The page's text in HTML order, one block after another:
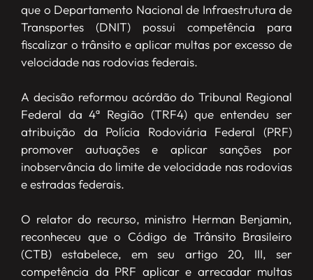
que o Departamento Nacional de Infraestrutura de
Transportes (DNIT) possui competência para
fiscalizar o trânsito e aplicar multas por excesso de
velocidade nas rodovias federais.
A decisão reformou acórdão do Tribunal Regional
Federal da 4ª Região (TRF4) que entendeu ser
atribuição da Polícia Rodoviária Federal (PRF)
promover autuações e aplicar sanções por
inobservância do limite de velocidade nas rodovias
e estradas federais.
O relator do recurso, ministro Herman Benjamin,
reconheceu que o Código de Trânsito Brasileiro
(CTB) estabelece, em seu artigo 20, III, ser
competência da PRF aplicar e arrecadar multas